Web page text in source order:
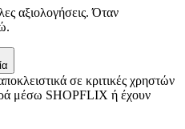
αξιολογήσεις. Όταν
σε κριτικές χρηστών
μέσω SHOPFLIX ή έχουν